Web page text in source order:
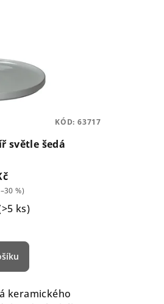
světle šedá
%)
ks)
keramického
KÓD: 63717